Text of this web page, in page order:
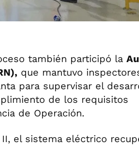
también participó la
que mantuvo
para supervisar el
de los requisitos
de Operación.
el sistema eléctrico